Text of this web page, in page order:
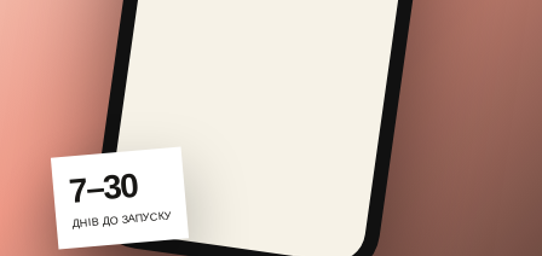
7–30
ДНІВ ДО ЗАПУСКУ